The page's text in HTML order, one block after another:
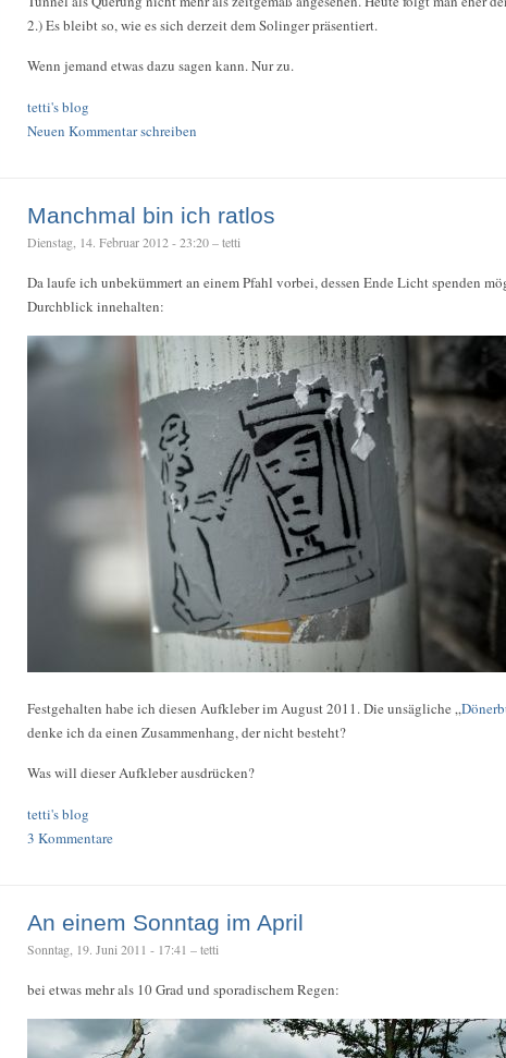
2.) Es bleibt so, wie es sich derzeit dem Solinger präsentiert.
Wenn jemand etwas dazu sagen kann. Nur zu.
tetti's blog
Neuen Kommentar schreiben
Manchmal bin ich ratlos
Dienstag, 14. Februar 2012 - 23:20 – tetti
Da laufe ich unbekümmert an einem Pfahl vorbei, dessen Ende Licht spenden
Durchblick innehalten:
Festgehalten habe ich diesen Aufkleber im August 2011. Die unsägliche „
denke ich da einen Zusammenhang, der nicht besteht?
Was will dieser Aufkleber ausdrücken?
tetti's blog
3 Kommentare
An einem Sonntag im April
Sonntag, 19. Juni 2011 - 17:41 – tetti
bei etwas mehr als 10 Grad und sporadischem Regen: